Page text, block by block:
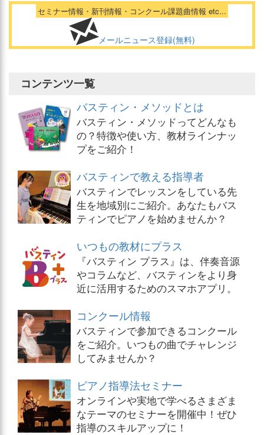
セミナー情報・新刊情報・コンクール課題曲情報 etc...
メールニュース登録(無料)
コンテンツ一覧
バスティン・メソッドとは
バスティン・メソッドってどんなも
の？特徴や使い方、教材ラインナッ
プをご紹介！
バスティンで教える指導者
バスティンでレッスンをしている先
生を地域別にご紹介。あなたもバス
ティンでピアノを始めませんか？
いつもの教材にプラス
『バスティン プラス』は、伴奏音源
やコラムなど、バスティンをより身
近に活用するためのスマホアプリ。
コンクール情報
バスティンで参加できるコンクール
をご紹介。いつもの曲でチャレンジ
してみませんか？
ピアノ指導法セミナー
オンラインや実地で学べるさまざま
なテーマのセミナーを開催中！ぜひ
指導のスキルアップに！